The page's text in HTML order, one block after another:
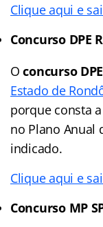
Clique aqui e
Concurso DPE
Oconcurso
Estado de
porque consta
no Plano Anual
indicado.
Clique aqui e
Concurso MP